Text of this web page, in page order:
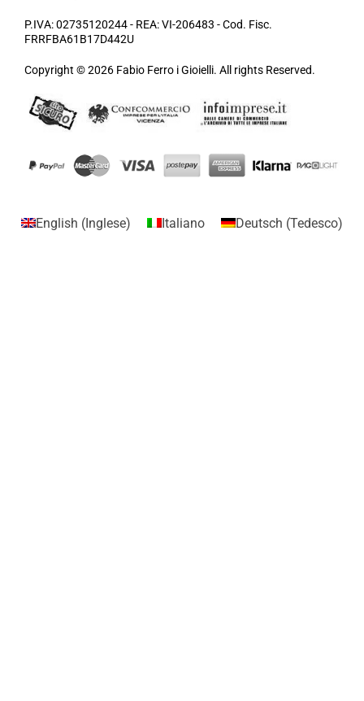
P.IVA: 02735120244 - REA: VI-206483 - Cod. Fisc.
FRRFBA61B17D442U
Copyright © 2026 Fabio Ferro i Gioielli. All rights Reserved.
English (Inglese) Italiano Deutsch (Tedesco)